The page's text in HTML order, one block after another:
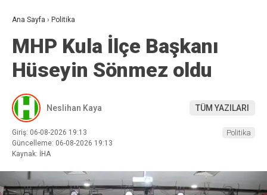
Ana Sayfa › Politika
MHP Kula İlçe Başkanı
Hüseyin Sönmez oldu
Neslihan Kaya TÜM YAZILARI
Giriş: 06-08-2026 19:13
Güncelleme: 06-08-2026 19:13
Kaynak: İHA
Politika